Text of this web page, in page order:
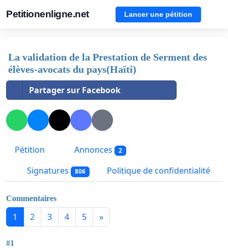
Petitionenligne.net Lancer une pétition
La validation de la Prestation de Serment des
élèves-avocats du pays(Haïti)
Partager sur Facebook
Pétition Annonces 2
Signatures 806 Politique de confidentialité
Commentaires
1 2 3 4 5 »
#1